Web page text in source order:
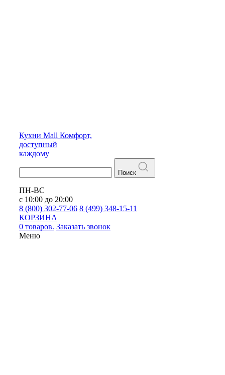
Кухни Mall Комфорт,
доступный
каждому
Поиск
ПН-ВС
с 10:00 до 20:00
8 (800) 302-77-06 8 (499) 348-15-11
КОРЗИНА
0 товаров. Заказать звонок
Меню